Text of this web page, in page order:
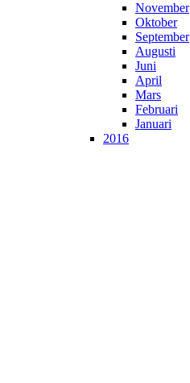
November
Oktober
September
Augusti
Juni
April
Mars
Februari
Januari
2016